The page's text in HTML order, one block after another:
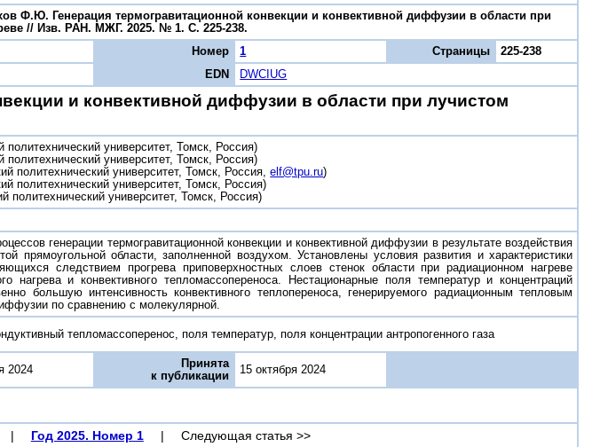
Ф.Ю. Генерация термогравитационной конвекции и конвективной диффузии в области при
// Изв. РАН. МЖГ. 2025. № 1. С. 225-238.
Номер 1 Страницы
225-238
EDN
DWCIUG
и конвективной диффузии в области при лучистом
университет, Томск, Россия)
университет, Томск, Россия)
политехнический университет, Томск, Россия,elf@tpu.ru)
политехнический университет, Томск, Россия)
политехнический университет, Томск, Россия)
генерации термогравитационной конвекции и конвективной диффузии в результате воздействия
прямоугольной области, заполненной воздухом. Установлены условия развития и характеристики
следствием прогрева приповерхностных слоев стенок области при радиационном нагреве
нагрева и конвективного тепломассопереноса. Нестационарные поля температур и концентраций
большую интенсивность конвективного теплопереноса, генерируемого радиационным тепловым
по сравнению с молекулярной.
тепломассоперенос, поля температур, поля концентрации антропогенного газа
2024
Принята
к публикации
15 октября 2024
| Год 2025. Номер 1 | Следующая статья >>